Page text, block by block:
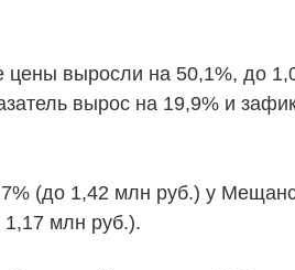
Консалтинг и
цены выросли на 50,1%, до
вырос на 19,9% и
(до 1,42 млн руб.) у
1,17 млн руб.).